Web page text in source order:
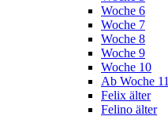
Woche 6
Woche 7
Woche 8
Woche 9
Woche 10
Ab Woche 11
Felix älter
Felino älter